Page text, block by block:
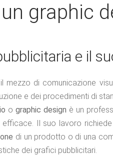
graphic
e il
mezzo di comunicazione
e dei procedimenti di
o graphic design è un
Il suo lavoro
di un prodotto o di una
dei grafici pubblicitari.